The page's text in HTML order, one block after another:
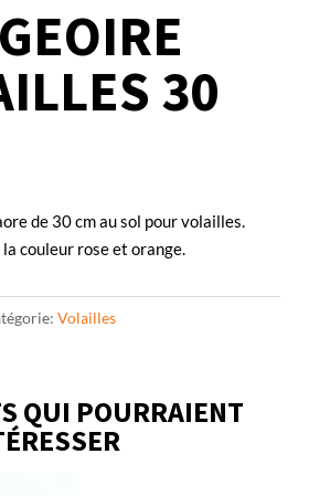
30
de 30 cm au sol pour volailles.
couleur rose et orange.
Volailles
QUI POURRAIENT